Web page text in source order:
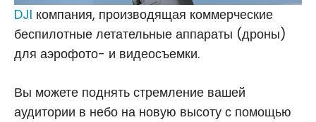
DJI компания, производящая коммерческие
беспилотные летательные аппараты (дроны)
для аэрофото- и видеосъемки.
Вы можете поднять стремление вашей
аудитории в небо на новую высоту с помощью